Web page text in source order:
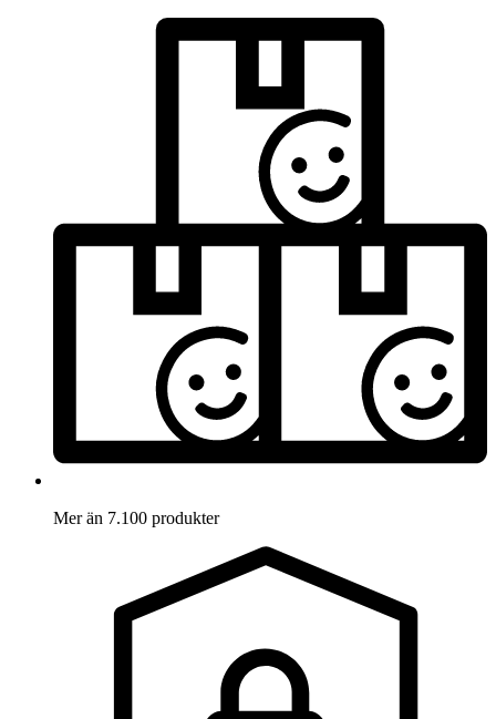
Mer än 7.100 produkter